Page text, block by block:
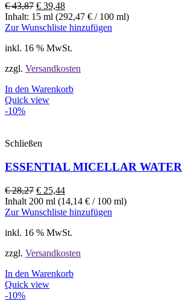
€43,87 € 39,48
Inhalt: 15 ml (292,47 € / 100 ml)
Zur Wunschliste hinzufügen
inkl. 16 % MwSt.
zzgl. Versandkosten
In den Warenkorb
Quick view
-10%
Schließen
ESSENTIAL MICELLAR WATER
€28,27 € 25,44
Inhalt 200 ml (14,14 € / 100 ml)
Zur Wunschliste hinzufügen
inkl. 16 % MwSt.
zzgl. Versandkosten
In den Warenkorb
Quick view
-10%